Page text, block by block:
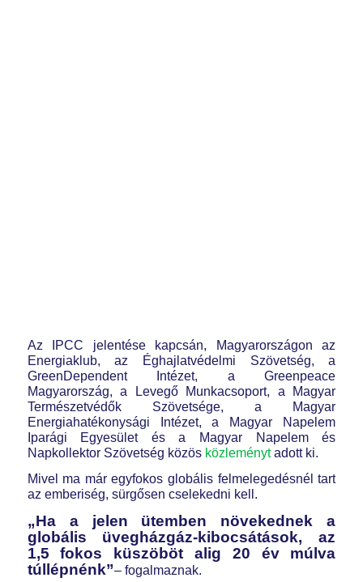
Az IPCC jelentése kapcsán, Magyarországon az
Energiaklub, az Éghajlatvédelmi Szövetség, a
GreenDependent Intézet, a Greenpeace
Magyarország, a Levegő Munkacsoport, a Magyar
Természetvédők Szövetsége, a Magyar
Energiahatékonysági Intézet, a Magyar Napelem
Iparági Egyesület és a Magyar Napelem és
Napkollektor Szövetség közös közleménytadott ki.
Mivel ma már egyfokos globális felmelegedésnél tart
az emberiség, sürgősen cselekedni kell.
„Ha a jelen ütemben növekednek a
globális üvegházgáz-kibocsátások, az
1,5 fokos küszöböt alig 20 év múlva
túllépnénk”– fogalmaznak.